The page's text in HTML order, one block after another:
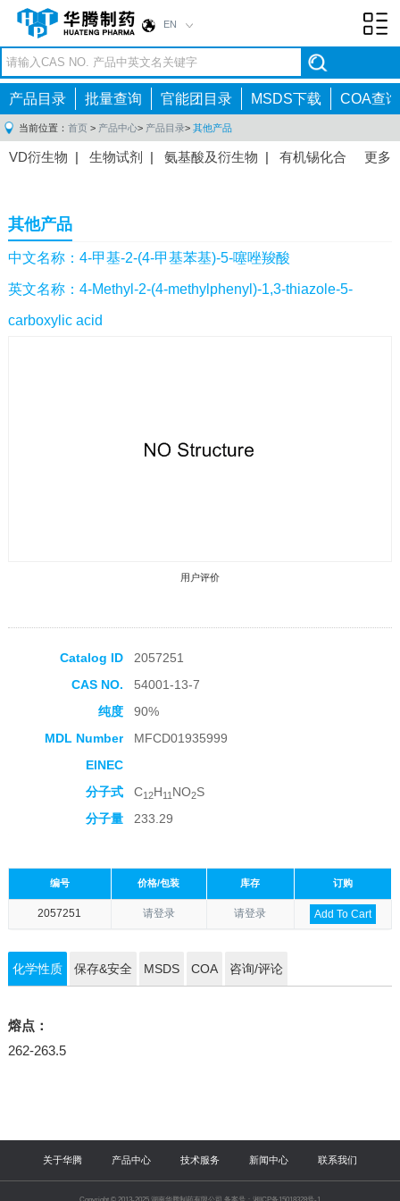
EN
产品目录 批量查询 官能团目录 MSDS下载 COA查询
当前位置： 首页 > 产品中心> 产品目录> 其他产品
更多
VD衍生物 | 生物试剂 | 氨基酸及衍生物 | 有机锡化合
间体|抗高血压药物中间体
感染药物中间体
体 |抗精神病药物中间体 | 抗炎药物中间体|
药中间体|其他原料药中间体|
其他产品
中文名称：4-甲基-2-(4-甲基苯基)-5-噻唑羧酸
英文名称：4-Methyl-2-(4-methylphenyl)-1,3-thiazole-5-
carboxylic acid
用户评价
Catalog ID
2057251
CAS NO.
54001-13-7
纯度
90%
MDL Number
MFCD01935999
EINEC
分子式
C12H11 NO2S
分子量
233.29
编号 价格/包装 库存 订购
2057251 请登录 请登录 Add To Cart
化学性质 保存&安全 MSDS COA 咨询/评论
熔点：
262-263.5
关于华腾 产品中心 技术服务 新闻中心 联系我们
Copyright © 2013-2025 湖南华腾制药有限公司 备案号：湘ICP备15018328号-1